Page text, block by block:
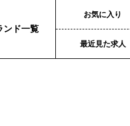
ンド一覧
お気に入り
最近見た求人